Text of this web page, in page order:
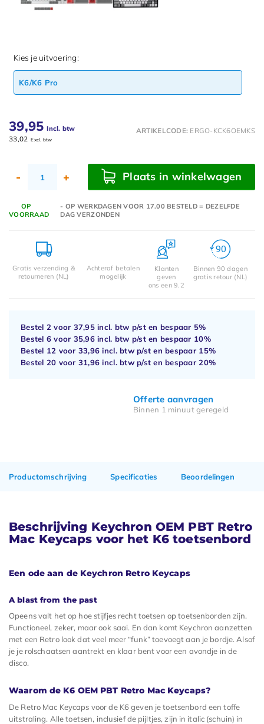
Kies je uitvoering:
K6/K6 Pro
39,95 Incl. btw
33,02 Excl. btw
ARTIKELCODE: ERGO-KCK6OEMKS
- + Plaats in winkelwagen
OP
VOORRAAD
- OP WERKDAGEN VOOR 17.00 BESTELD = DEZELFDE
DAG VERZONDEN
Gratis verzending &
retourneren (NL)
Achteraf betalen
mogelijk
Klanten
geven
ons een 9.2
Binnen 90 dagen
gratis retour (NL)
Bestel 2 voor 37,95incl. btw p/st en bespaar 5%
Bestel 6 voor 35,96incl. btw p/st en bespaar 10%
Bestel 12 voor 33,96 incl. btw p/st en bespaar 15%
Bestel 20 voor 31,96 incl. btw p/st en bespaar 20%
Offerte aanvragen
Binnen 1 minuut geregeld
Productomschrijving Specificaties Beoordelingen
Beschrijving Keychron OEM PBT Retro
Mac Keycaps voor het K6 toetsenbord
Een ode aan de Keychron Retro Keycaps
A blast from the past
Opeens valt het op hoe stijfjes recht toetsen op toetsenborden zijn.
Functioneel, zeker, maar ook saai. En dan komt Keychron aanzetten
met een Retro look dat veel meer “funk” toevoegt aan je bordje. Alsof
je je rolschaatsen aantrekt en klaar bent voor een avondje in de
disco.
Waarom de K6 OEM PBT Retro Mac Keycaps?
De Retro Mac Keycaps voor de K6 geven je toetsenbord een toffe
uitstraling. Alle toetsen, inclusief de pijltjes, zijn in italic (schuin) in